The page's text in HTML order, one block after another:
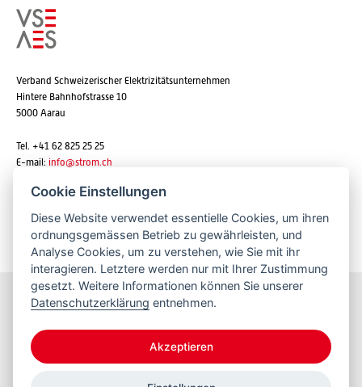
Verband Schweizerischer Elektrizitätsunternehmen
Hintere Bahnhofstrasse 10
5000 Aarau
Tel. +41 62 825 25 25
E-mail: info@strom.ch
Newsletter abonnieren
Bleiben Sie informiert
Cookie Einstellungen
Diese Website verwendet essentielle Cookies, um ihren
ordnungsgemässen Betrieb zu gewährleisten, und
Analyse Cookies, um zu verstehen, wie Sie mit ihr
interagieren. Letztere werden nur mit Ihrer Zustimmung
gesetzt. Weitere Informationen können Sie unserer
Datenschutzerklärung entnehmen.
Akzeptieren